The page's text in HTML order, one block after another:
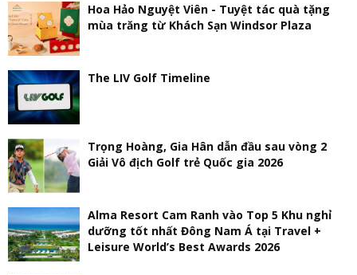
Hoa Hảo Nguyệt Viên - Tuyệt tác quà tặng
mùa trăng từ Khách Sạn Windsor Plaza
The LIV Golf Timeline
Trọng Hoàng, Gia Hân dẫn đầu sau vòng 2
Giải Vô địch Golf trẻ Quốc gia 2026
Alma Resort Cam Ranh vào Top 5 Khu nghỉ
dưỡng tốt nhất Đông Nam Á tại Travel +
Leisure World’s Best Awards 2026